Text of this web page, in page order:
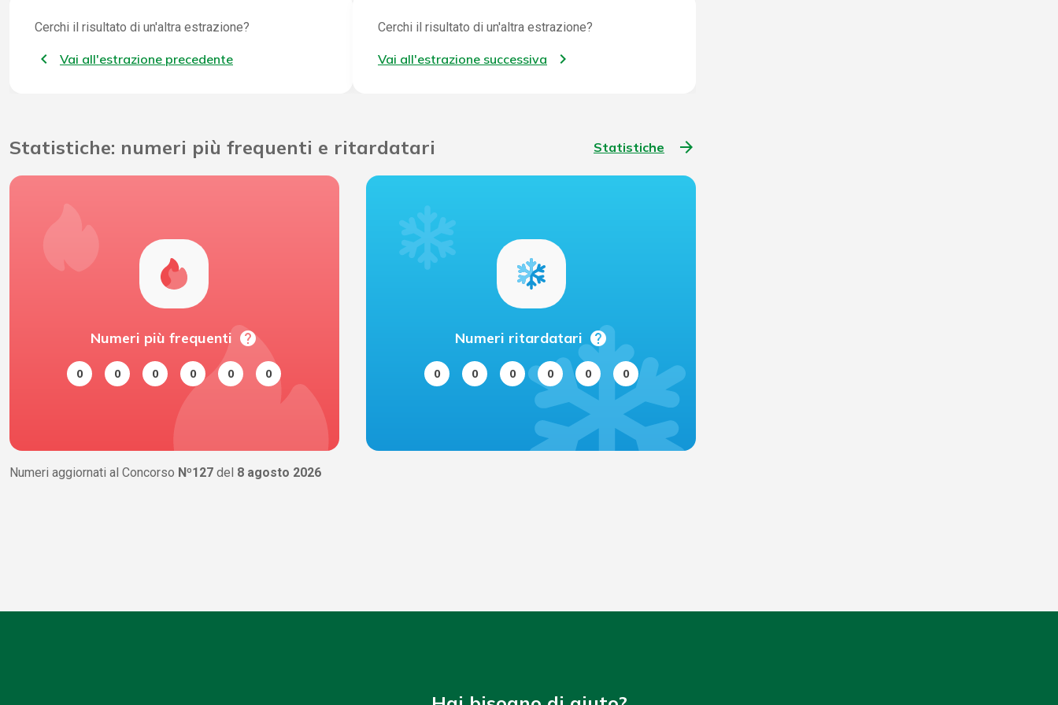
Cerchi il risultato di un'altra estrazione?
Vai all'estrazione precedente
Cerchi il risultato di un'altra estrazione?
Vai all'estrazione successiva
Statistiche: numeri più frequenti e ritardatari Statistiche arrow_forward
Numeri più frequenti help
0 0 0 0 0 0
Numeri ritardatari help
0 0 0 0 0 0
Numeri aggiornati al Concorso Nº127 del 8 agosto 2026